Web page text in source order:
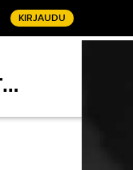
KIRJAUDU
Ostoskori
SALASANA UNOHTUNUT